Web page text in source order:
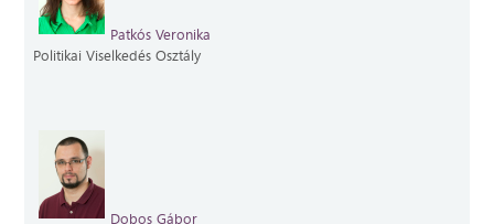
Patkós Veronika
Politikai Viselkedés Osztály
Dobos Gábor